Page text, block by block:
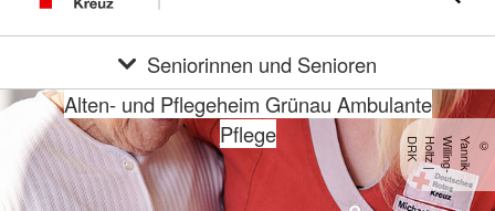
Seniorinnen und Senioren
©
Y
a
n
n
ik
W
illin
g
-
H
o
lt
z
|
D
R
K
Alten- und Pflegeheim Grünau Ambulante
Pflege